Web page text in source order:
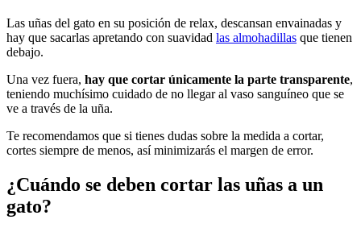
Las uñas del gato en su posición de relax, descansan envainadas y
hay que sacarlas apretando con suavidad las almohadillas que tienen
debajo.
Una vez fuera, hay que cortar únicamente la parte transparente,
teniendo muchísimo cuidado de no llegar al vaso sanguíneo que se
ve a través de la uña.
Te recomendamos que si tienes dudas sobre la medida a cortar,
cortes siempre de menos, así minimizarás el margen de error.
¿Cuándo se deben cortar las uñas a un
gato?